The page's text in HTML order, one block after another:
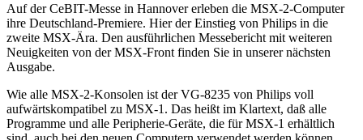
Auf der CeBIT-Messe in Hannover erleben die MSX-2-Computer
ihre Deutschland-Premiere. Hier der Einstieg von Philips in die
zweite MSX-Ära. Den ausführlichen Messebericht mit weiteren
Neuigkeiten von der MSX-Front finden Sie in unserer nächsten
Ausgabe.
Wie alle MSX-2-Konsolen ist der VG-8235 von Philips voll
aufwärtskompatibel zu MSX-1. Das heißt im Klartext, daß alle
Programme und alle Peripherie-Geräte, die für MSX-1 erhältlich